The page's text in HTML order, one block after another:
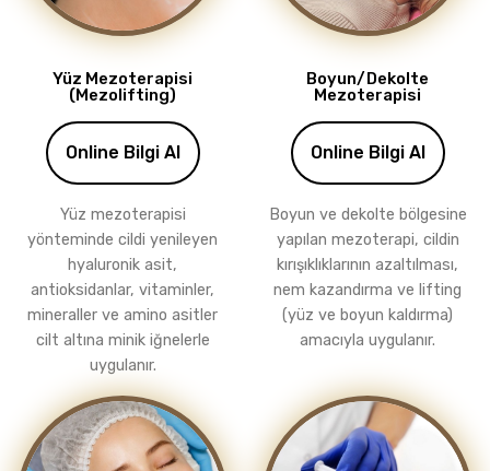
Yüz Mezoterapisi
(Mezolifting)
Online Bilgi Al
Yüz mezoterapisi
yönteminde cildi yenileyen
hyaluronik asit,
antioksidanlar, vitaminler,
mineraller ve amino asitler
cilt altına minik iğnelerle
uygulanır.
Boyun/Dekolte
Mezoterapisi
Online Bilgi Al
Boyun ve dekolte bölgesine
yapılan mezoterapi, cildin
kırışıklıklarının azaltılması,
nem kazandırma ve lifting
(yüz ve boyun kaldırma)
amacıyla uygulanır.